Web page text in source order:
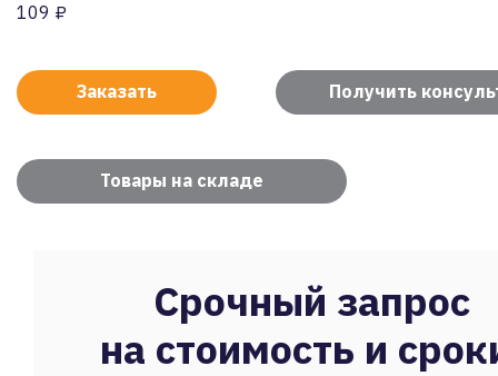
109 ₽
Заказать Получить
Товары на складе
Срочный запрос
на стоимость и